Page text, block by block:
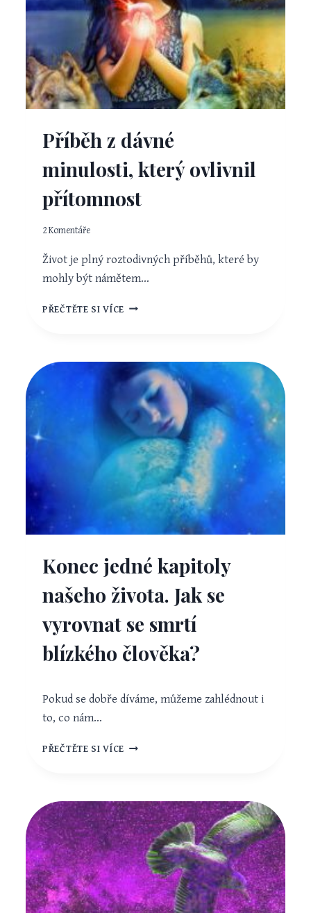
Příběh z dávné
minulosti, který ovlivnil
přítomnost
2 Komentáře
Život je plný roztodivných příběhů, které by
mohly být námětem…
PŘEČTĚTE SI VÍCE PŘÍBĚH
OVLIVNIL
PŘÍTOMNOST
Konec jedné kapitoly
našeho života. Jak se
vyrovnat se smrtí
blízkého člověka?
Pokud se dobře díváme, můžeme zahlédnout i
to, co nám…
PŘEČTĚTE SI VÍCE KONEC
ŽIVOTA.
JAK
SE
VYROVNAT
SE
SMRTÍ
BLÍZKÉHO
ČLOVĚKA?